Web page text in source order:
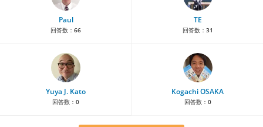
Paul
回答数： 66
TE
回答数： 31
Yuya J. Kato
回答数： 0
Kogachi OSAKA
回答数： 0